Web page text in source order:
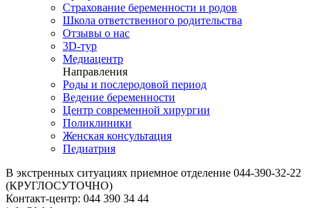
Страхование беременности и родов
Школа ответственного родительства
Отзывы о нас
3D-тур
Медиацентр
Направления
Роды и послеродовой период
Ведение беременности
Центр современной хирургии
Поликлиники
Женская консультация
Педиатрия
В экстренных ситуациях приемное отделение 044-390-32-22
(КРУГЛОСУТОЧНО)
Контакт-центр: 044 390 34 44